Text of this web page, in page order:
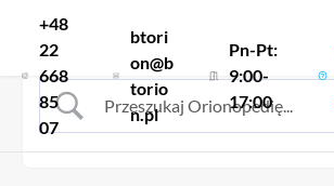
+48
22
668
85
07
btori
on@b
torio
n.pl
Pn-Pt:
9:00-
17:00